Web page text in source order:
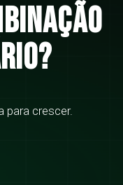
para crescer.